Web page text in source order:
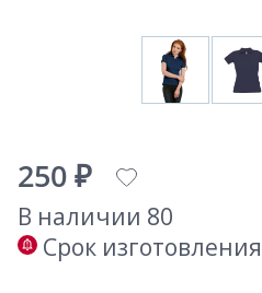
250 ₽
В наличии 80
Срок